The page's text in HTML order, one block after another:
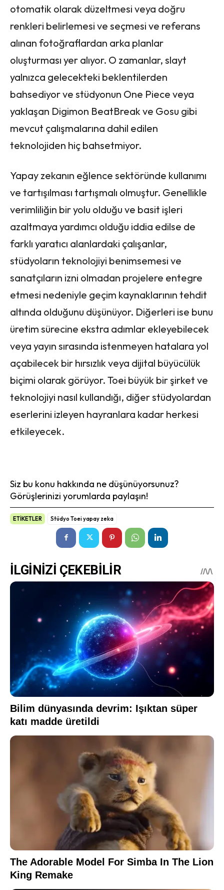
otomatik olarak düzeltmesi veya doğru
renkleri belirlemesi ve seçmesi ve referans
alınan fotoğraflardan arka planlar
oluşturması yer alıyor. O zamanlar, slayt
yalnızca gelecekteki beklentilerden
bahsediyor ve stüdyonun One Piece veya
yaklaşan Digimon BeatBreak ve Gosu gibi
mevcut çalışmalarına dahil edilen
teknolojiden hiç bahsetmiyor.
Yapay zekanın eğlence sektöründe kullanımı
ve tartışılması tartışmalı olmuştur. Genellikle
verimliliğin bir yolu olduğu ve basit işleri
azaltmaya yardımcı olduğu iddia edilse de
farklı yaratıcı alanlardaki çalışanlar,
stüdyoların teknolojiyi benimsemesi ve
sanatçıların izni olmadan projelere entegre
etmesi nedeniyle geçim kaynaklarının tehdit
altında olduğunu düşünüyor. Diğerleri ise bunu
üretim sürecine ekstra adımlar ekleyebilecek
veya yayın sırasında istenmeyen hatalara yol
açabilecek bir hırsızlık veya dijital büyücülük
biçimi olarak görüyor. Toei büyük bir şirket ve
teknolojiyi nasıl kullandığı, diğer stüdyolardan
eserlerini izleyen hayranlara kadar herkesi
etkileyecek.
Siz bu konu hakkında ne düşünüyorsunuz?
Görüşlerinizi yorumlarda paylaşın!
ETİKETLER Stüdyo Toei yapay zeka